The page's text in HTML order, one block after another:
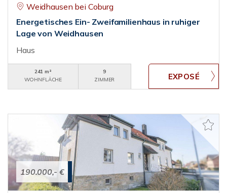
Weidhausen bei Coburg
Energetisches Ein- Zweifamilienhaus in ruhiger
Lage von Weidhausen
Haus
241 m²
WOHNFLÄCHE
9
ZIMMER
190.000,- €